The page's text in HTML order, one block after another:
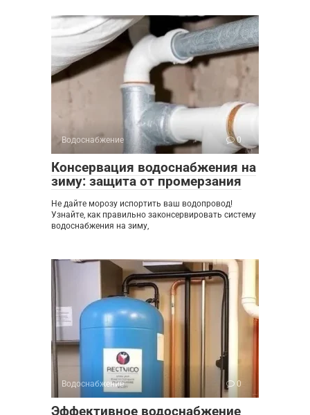
Водоснабжение 0
Консервация водоснабжения на
зиму: защита от промерзания
Не дайте морозу испортить ваш водопровод!
Узнайте, как правильно законсервировать систему
водоснабжения на зиму,
Водоснабжение 0
Эффективное водоснабжение